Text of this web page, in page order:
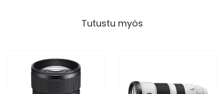
Tutustu myös